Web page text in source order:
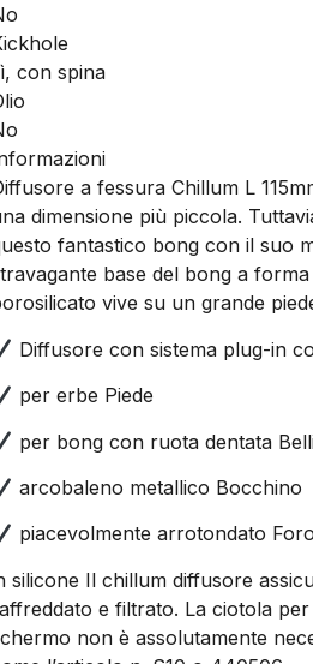
con spina
a fessura Chillum L
dimensione più piccola.
fantastico bong con il suo
base del bong a
vive su un grande
Diffusore con sistema plug-in
per erbe Piede
per bong con ruota dentata
arcobaleno metallico Bocchino
piacevolmente arrotondato
silicone Il chillum diffusore
e filtrato. La ciotola
non è assolutamente